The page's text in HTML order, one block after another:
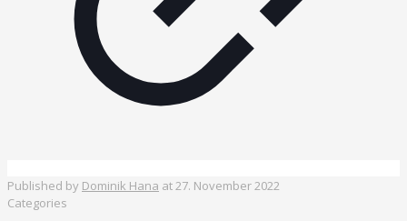
Published by Dominik Hana at27. November 2022
Categories